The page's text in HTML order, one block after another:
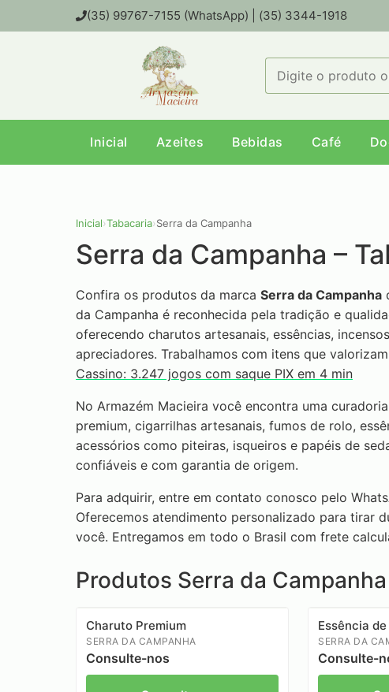
(35) 99767-7155 (WhatsApp) | (35) 3344-1918
Inicial Azeites Bebidas Café
Inicial›Tabacaria›Serra da Campanha
Serra da Campanha –
Confira os produtos da marca Serra da Campanha
da Campanha é reconhecida pela tradição e
oferecendo charutos artesanais, essências,
apreciadores. Trabalhamos com itens que
Cassino: 3.247 jogos com saque PIX em 4 min
No Armazém Macieira você encontra uma
premium, cigarrilhas artesanais, fumos de rolo,
acessórios como piteiras, isqueiros e papéis de
confiáveis e com garantia de origem.
Para adquirir, entre em contato conosco pelo
Oferecemos atendimento personalizado para tirar
você. Entregamos em todo o Brasil com frete
Produtos Serra da Campanha
Charuto Premium
SERRA DA CAMPANHA
Consulte-nos
Essência
SERRA DA
Consulte-